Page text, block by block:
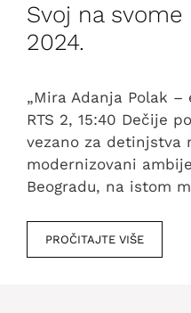
Svoj na svome
2024.
„Mira Adanja Polak –
RTS 2, 15:40 Dečije
vezano za detinjstva
modernizovani
Beogradu, na istom
PROČITAJTE VIŠE